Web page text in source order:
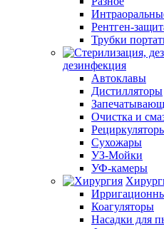
Рентген-
Трубки
дезинфекция
Автоклавы
Дистилляторы
Очистка и
Сухожары
УЗ-Мойки
УФ-камеры
Коагуляторы
Насадки для